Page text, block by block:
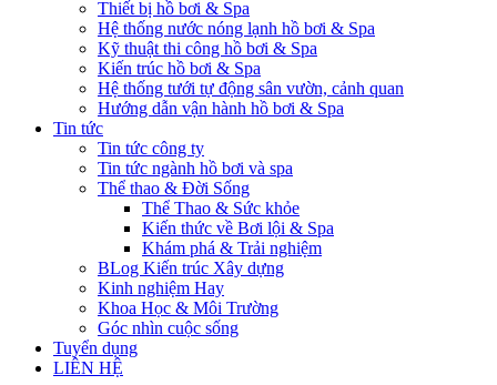
Thiết bị hồ bơi & Spa
Hệ thống nước nóng lạnh hồ bơi & Spa
Kỹ thuật thi công hồ bơi & Spa
Kiến trúc hồ bơi & Spa
Hệ thống tưới tự động sân vườn, cảnh quan
Hướng dẫn vận hành hồ bơi & Spa
Tin tức
Tin tức công ty
Tin tức ngành hồ bơi và spa
Thể thao & Đời Sống
Thể Thao & Sức khỏe
Kiến thức về Bơi lội & Spa
Khám phá & Trải nghiệm
BLog Kiến trúc Xây dựng
Kinh nghiệm Hay
Khoa Học & Môi Trường
Góc nhìn cuộc sống
Tuyển dụng
LIÊN HỆ